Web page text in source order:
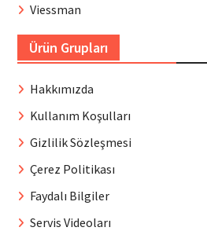
Viessman
Ürün Grupları
Hakkımızda
Kullanım Koşulları
Gizlilik Sözleşmesi
Çerez Politikası
Faydalı Bilgiler
Servis Videoları